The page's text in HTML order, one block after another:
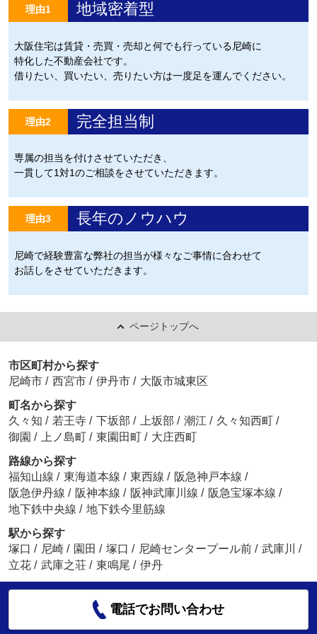
理由1 地域密着型
大阪住宅は賃貸・売買・売却と何でも行っている尼崎に
特化した不動産会社です。
借りたい、買いたい、売りたい方は一度足を運んでください。
理由2 完全担当制
専属の担当を付けさせていただき、
一貫して1対1のご相談をさせていただきます。
理由3 長年のノウハウ
尼崎で経験豊富な弊社の担当が様々なご事情に合わせて
お話しをさせていただきます。
ページトップへ
市区町村から探す
尼崎市 / 西宮市 / 伊丹市 / 大阪市城東区
町名から探す
久々知 / 若王寺 / 下坂部 / 上坂部 / 潮江 / 久々知西町 /
御園 / 上ノ島町 / 東園田町 / 大庄西町
路線から探す
福知山線 / 東海道本線 / 東西線 / 阪急神戸本線 /
阪急伊丹線 / 阪神本線 / 阪神武庫川線 / 阪急宝塚本線 /
地下鉄中央線 / 地下鉄今里筋線
駅から探す
塚口 / 尼崎 / 園田 / 塚口 / 尼崎センタープール前 / 武庫川
/
立花 / 武庫之荘 / 東鳴尾 / 伊丹
電話でお問い合わせ